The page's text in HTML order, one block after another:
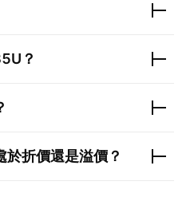
？
於折價還是溢價？